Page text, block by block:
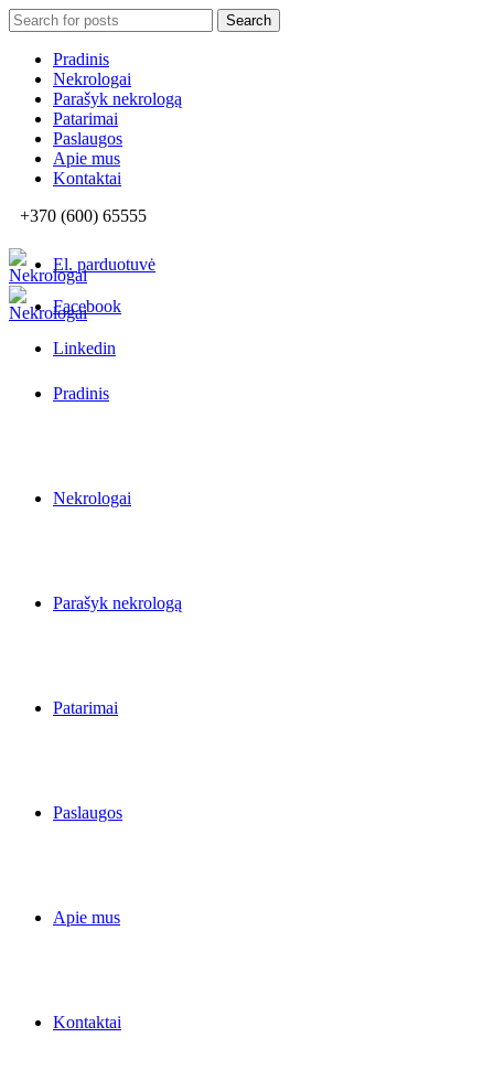
Search
for:
Search
Pradinis
Nekrologai
Parašyk nekrologą
Patarimai
Paslaugos
Apie mus
Kontaktai
+370 (600) 65555
El. parduotuvė
Facebook
Linkedin
Pradinis
Nekrologai
Parašyk nekrologą
Patarimai
Paslaugos
Apie mus
Kontaktai